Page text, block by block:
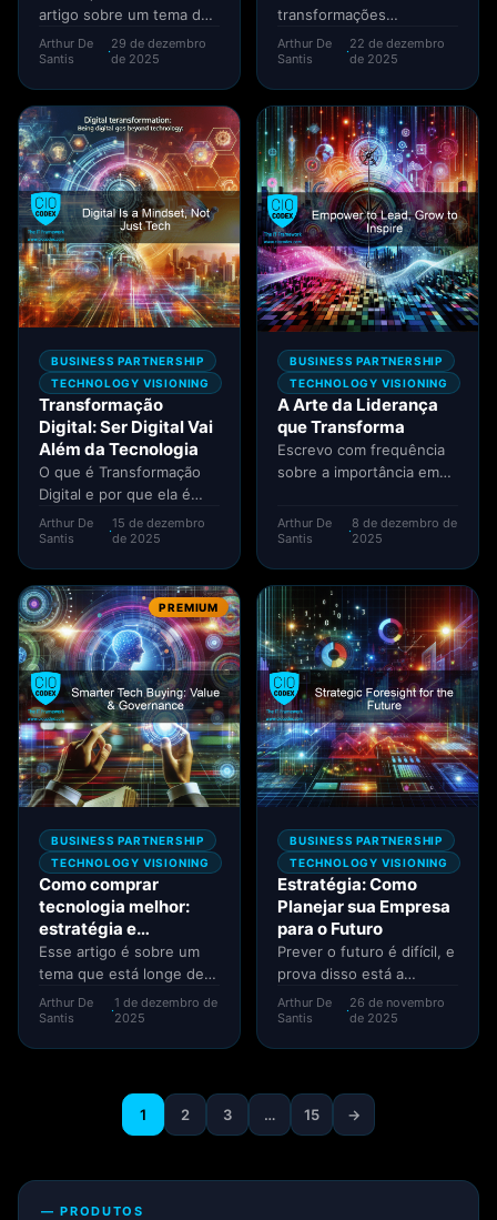
artigo sobre um tema dos
mais sensíveis para
qualquer organização:
Arthur De
Santis
·29 de dezembro
de 2025
transformações
aceleradas, onde a GenAI
emerge como uma força
oportunidades...
Arthur De
Santis
·22 de dezembro
de 2025
BUSINESS PARTNERSHIP
TECHNOLOGY VISIONING
Transformação
Digital: Ser Digital Vai
Além da Tecnologia
O que é Transformação
Digital e por que ela é
necessária? Excelente
pergunta que pauta
Arthur De
Santis
·15 de dezembro
de 2025
BUSINESS PARTNERSHIP
TECHNOLOGY VISIONING
A Arte da Liderança
que Transforma
Escrevo com frequência
sobre a importância em
pilares de uma liderança...
Arthur De
Santis
·8 de dezembro de
2025
PREMIUM
BUSINESS PARTNERSHIP
TECHNOLOGY VISIONING
Como comprar
tecnologia melhor:
estratégia e
governança
Esse artigo é sobre um
tema que está longe de
figurar entre os mais
"fancy" no...
Arthur De
Santis
·1 de dezembro de
2025
BUSINESS PARTNERSHIP
TECHNOLOGY VISIONING
Estratégia: Como
Planejar sua Empresa
para o Futuro
Prever o futuro é difícil, e
prova disso está a
realidade empírica que
são poucas as...
Arthur De
Santis
·26 de novembro
de 2025
1 2 3 … 15 →
— PRODUTOS